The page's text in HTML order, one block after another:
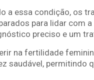
a essa condição, os
para lidar com a
preciso e um
na fertilidade
saudável, permitindo